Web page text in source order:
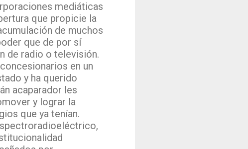
mediáticas
que propicie la
de muchos
que de por sí
de radio o televisión.
en un
y ha querido
acaparador les
y lograr la
que ya tenían.